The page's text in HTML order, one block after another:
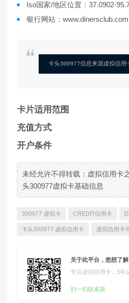
Iso国家/地区位置：37.0902-
银行网站：www.dinersclub.com
卡头300977信息来源虚拟信用
卡片适用范围
充值方式
开户条件
未经允许不得转载： 虚拟信用卡
头300977虚拟卡基础信息
300977 虚拟卡 CREDIT信用卡
卡头300977 虚拟信用卡 虚拟信用卡
关于此平台，您想了
专注虚拟信用卡，5年
扫一扫联系我